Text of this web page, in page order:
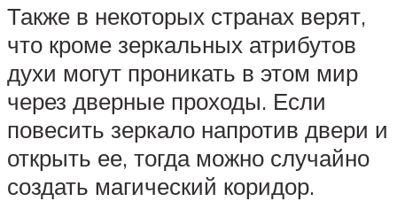
Также в некоторых странах верят,
что кроме зеркальных атрибутов
духи могут проникать в этом мир
через дверные проходы. Если
повесить зеркало напротив двери и
открыть ее, тогда можно случайно
создать магический коридор.